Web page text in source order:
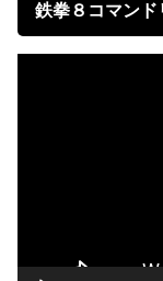
鉄拳８コマン